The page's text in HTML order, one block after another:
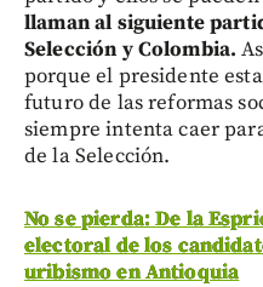
llaman al siguiente
Selección y Colombia.
porque el presidente
futuro de las reformas
siempre intenta caer
de la Selección.
No se pierda: De la
electoral de los
uribismo en Antioquia